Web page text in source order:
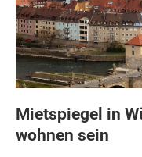
Mietspiegel in
wohnen sein